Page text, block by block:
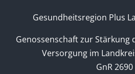
Gesundheitsregion Plus
Genossenschaft zur Stärkung
Versorgung im
GnR 2690